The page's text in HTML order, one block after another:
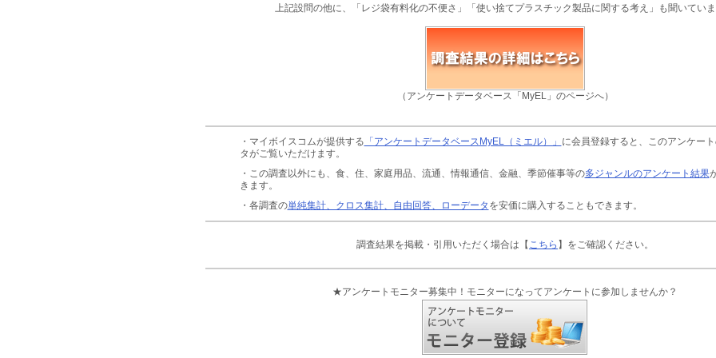
上記設問の他に、「レジ袋有料化の不便さ」「使い捨てプラスチック製品に関する考え」も聞いていま
（アンケートデータベース「MyEL」のページへ）
・マイボイスコムが提供する 「アンケートデータベースMyEL（ミエル）」 に会員登録すると、このアンケー
タがご覧いただけます。
・この調査以外にも、食、住、家庭用品、流通、情報通信、金融、季節催事等の多ジャンルのアンケート結果
きます。
・各調査の単純集計、クロス集計、自由回答、ローデータ を安価に購入することもできます。
調査結果を掲載・引用いただく場合は【 こちら 】をご確認ください。
★アンケートモニター募集中！モニターになってアンケートに参加しませんか？